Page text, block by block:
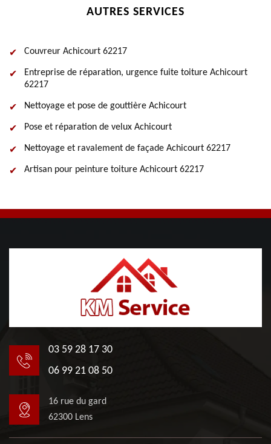
AUTRES SERVICES
Couvreur Achicourt 62217
Entreprise de réparation, urgence fuite toiture Achicourt
62217
Nettoyage et pose de gouttière Achicourt
Pose et réparation de velux Achicourt
Nettoyage et ravalement de façade Achicourt 62217
Artisan pour peinture toiture Achicourt 62217
03 59 28 17 30
06 99 21 08 50
16 rue du gard
62300 Lens